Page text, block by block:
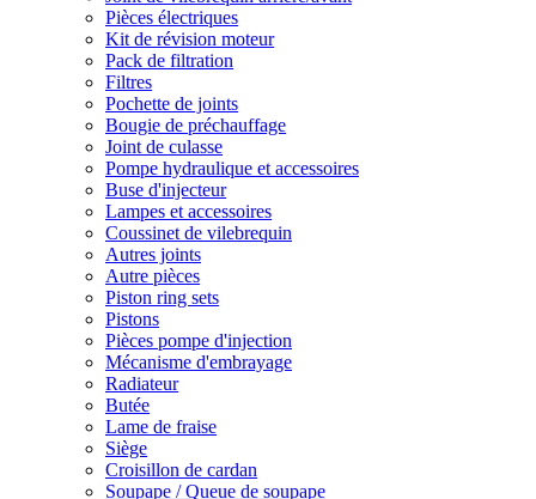
Pièces électriques
Kit de révision moteur
Pack de filtration
Filtres
Pochette de joints
Bougie de préchauffage
Joint de culasse
Pompe hydraulique et accessoires
Buse d'injecteur
Lampes et accessoires
Coussinet de vilebrequin
Autres joints
Autre pièces
Piston ring sets
Pistons
Pièces pompe d'injection
Mécanisme d'embrayage
Radiateur
Butée
Lame de fraise
Siège
Croisillon de cardan
Soupape / Queue de soupape